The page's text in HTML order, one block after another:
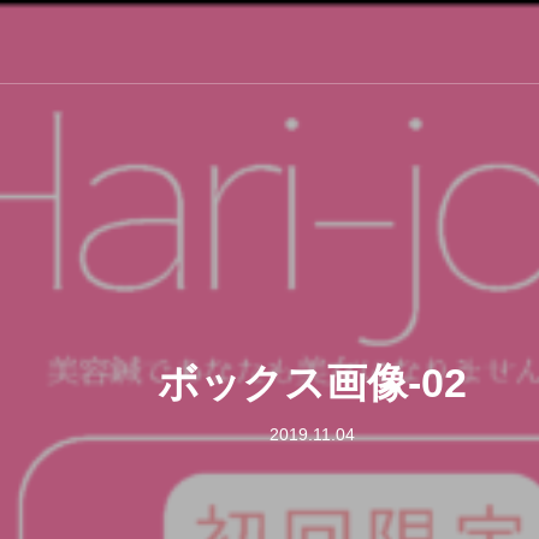
ボックス画像-02
2019.11.04